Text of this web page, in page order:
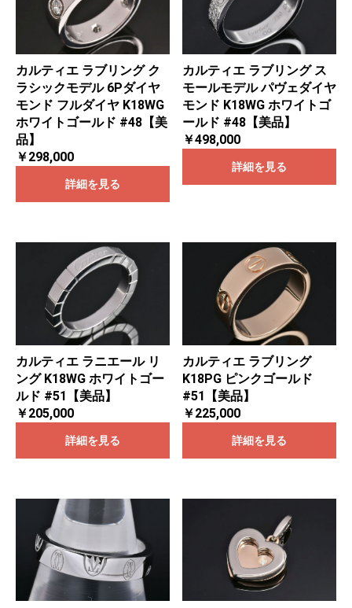
カルティエ ラブリング ク
ラシックモデル 6Pダイヤ
モンド フルダイヤ K18WG
ホワイトゴールド #48【美
品】
￥298,000
詳細を見る
カルティエ ラブリング ス
モールモデル パヴェダイヤ
モンド K18WG ホワイトゴ
ールド #48【美品】
￥498,000
詳細を見る
カルティエ ラニエール リ
ング K18WG ホワイトゴー
ルド #51【美品】
￥205,000
詳細を見る
カルティエ ラブリング
K18PG ピンクゴールド
#51【美品】
￥225,000
詳細を見る